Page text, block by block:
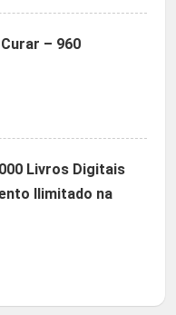
– 960
Livros Digitais
Ilimitado na